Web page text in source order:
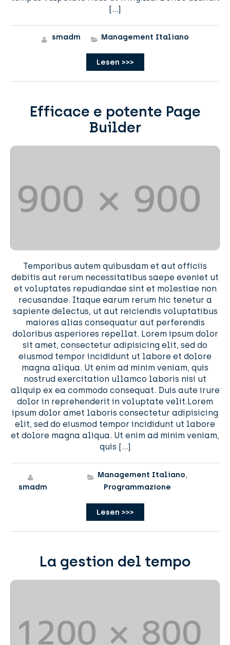
[…]
smadm Management Italiano
Lesen >>>
Efficace e potente Page
Builder
Temporibus autem quibusdam et aut officiis
debitis aut rerum necessitatibus saepe eveniet ut
et voluptates repudiandae sint et molestiae non
recusandae. Itaque earum rerum hic tenetur a
sapiente delectus, ut aut reiciendis voluptatibus
maiores alias consequatur aut perferendis
doloribus asperiores repellat. Lorem ipsum dolor
sit amet, consectetur adipisicing elit, sed do
eiusmod tempor incididunt ut labore et dolore
magna aliqua. Ut enim ad minim veniam, quis
nostrud exercitation ullamco laboris nisi ut
aliquip ex ea commodo consequat. Duis aute irure
dolor in reprehenderit in voluptate velit.Lorem
ipsum dolor amet laboris consectetur adipisicing
elit, sed do eiusmod tempor incididunt ut labore
et dolore magna aliqua. Ut enim ad minim veniam,
quis […]
smadm
Management Italiano,
Programmazione
Lesen >>>
La gestion del tempo